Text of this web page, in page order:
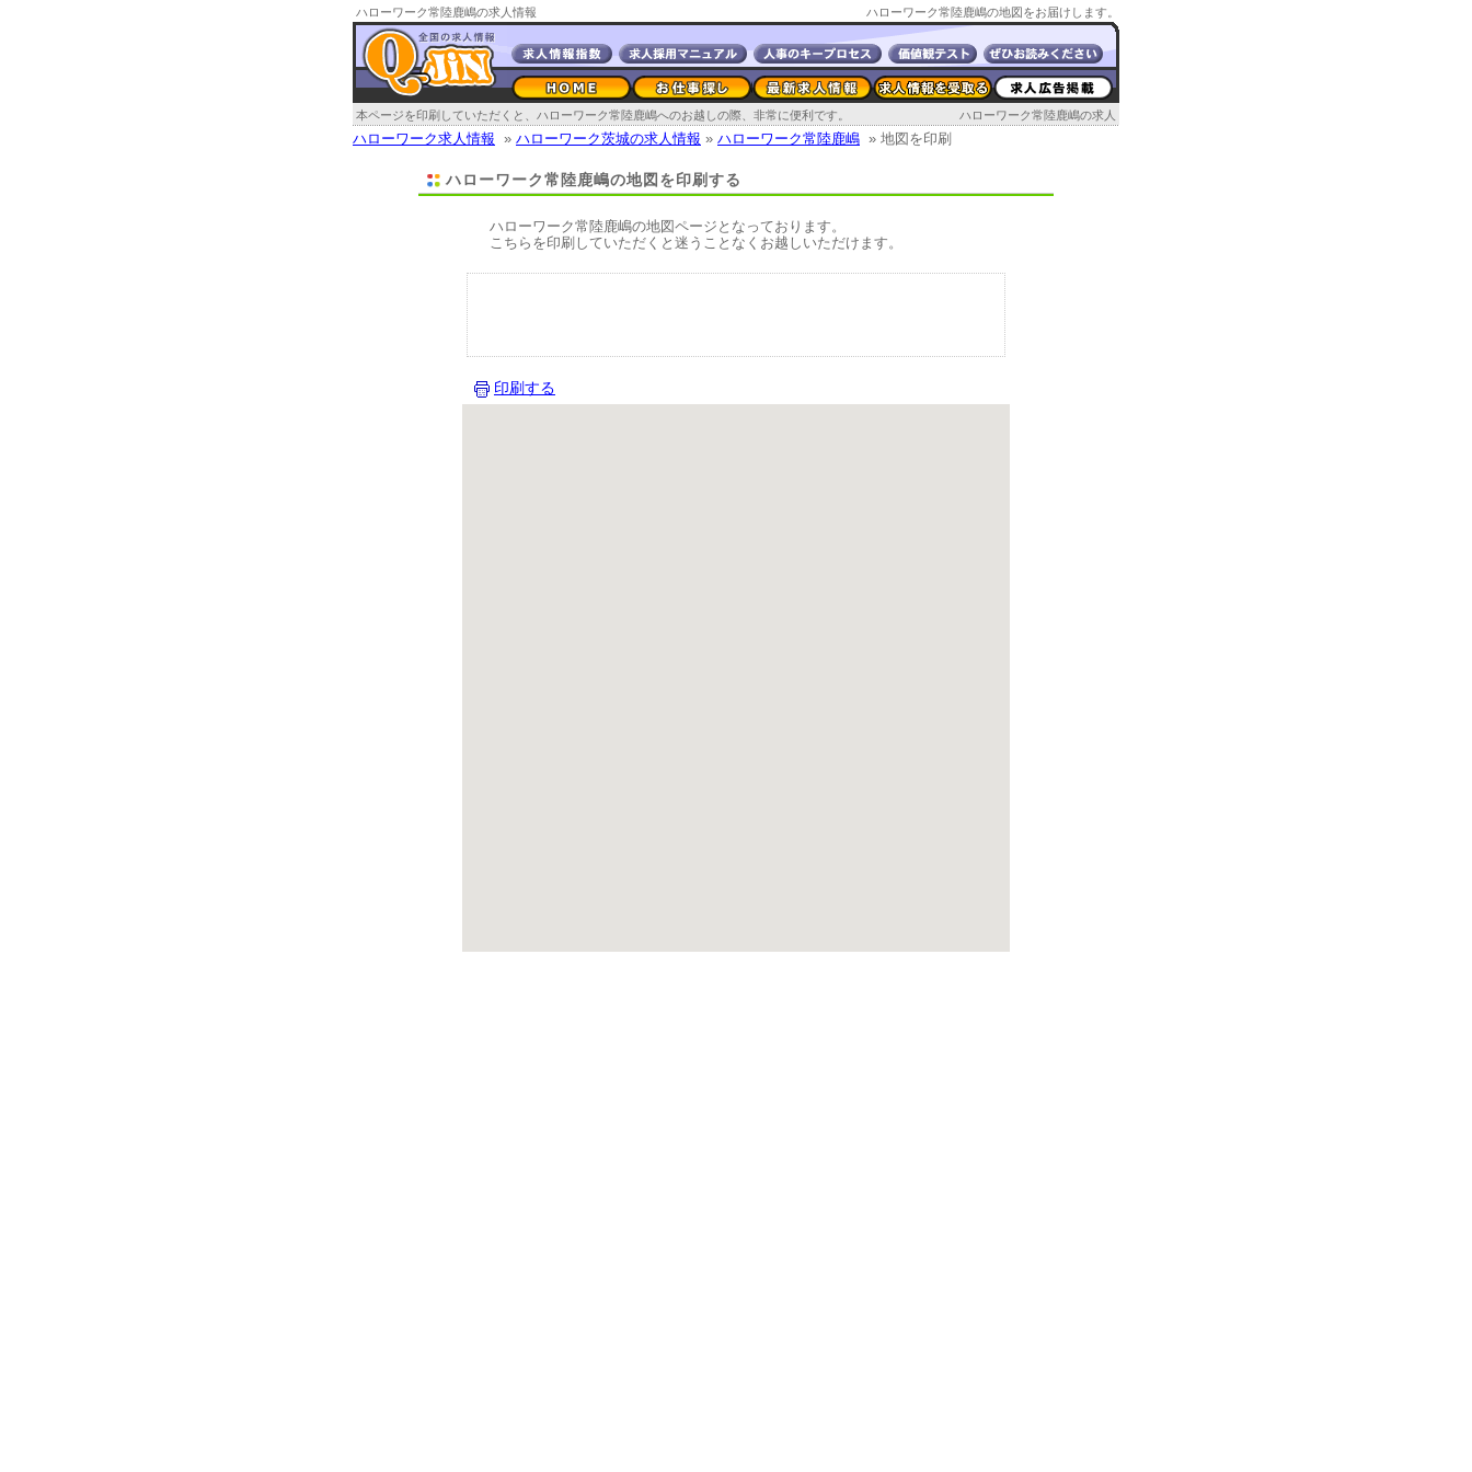
ハローワーク常陸鹿嶋の求人情報 ハローワーク常陸鹿嶋の地図をお届けします。
ハローワーク常陸鹿嶋の求人
本ページを印刷していただくと、ハローワーク常陸鹿嶋へのお越しの際、非常に便利です。
ハローワーク求人情報 » ハローワーク茨城の求人情報 » ハローワーク常陸鹿嶋 » 地図を印刷
ハローワーク常陸鹿嶋の地図を印刷する
ハローワーク常陸鹿嶋の地図ページとなっております。
こちらを印刷していただくと迷うことなくお越しいただけます。
印刷する